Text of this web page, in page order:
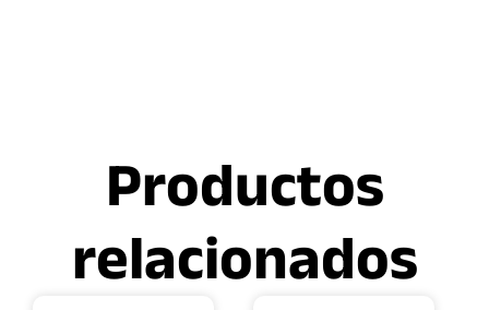
Productos
relacionados